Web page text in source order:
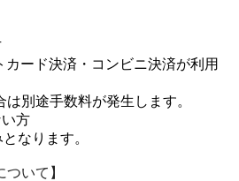
ード決済・コンビニ決済が利用
別途手数料が発生します。
い方
なります。
ついて】